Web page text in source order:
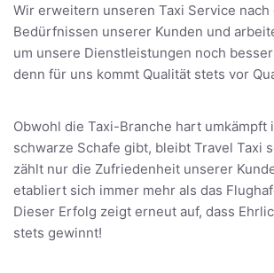
Wir erweitern unseren Taxi Service nach
Bedürfnissen unserer Kunden und
um unsere Dienstleistungen noch
denn für uns kommt Qualität stets vor
Obwohl die Taxi-Branche hart umkämpft
schwarze Schafe gibt, bleibt Travel Taxi
zählt nur die Zufriedenheit unserer
etabliert sich immer mehr als das
Dieser Erfolg zeigt erneut auf, dass
stets gewinnt!